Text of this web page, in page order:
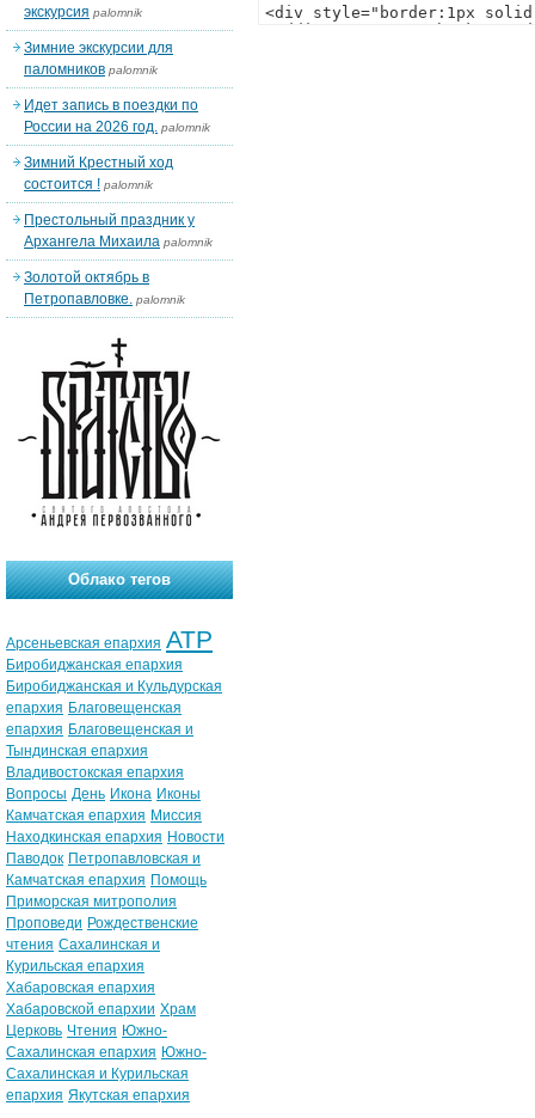
экскурсия palomnik
Зимние экскурсии для
паломников palomnik
Идет запись в поездки по
России на 2026 год. palomnik
Зимний Крестный ход
состоится ! palomnik
Престольный праздник у
Архангела Михаила palomnik
Золотой октябрь в
Петропавловке. palomnik
Облако тегов
Арсеньевская епархия АТР
Биробиджанская епархия
Биробиджанская и Кульдурская
епархия Благовещенская
епархия Благовещенская и
Тындинская епархия
Владивостокская епархия
Вопросы День Икона Иконы
Камчатская епархия Миссия
Находкинская епархия Новости
Паводок Петропавловская и
Камчатская епархия Помощь
Приморская митрополия
Проповеди Рождественские
чтения Сахалинская и
Курильская епархия
Хабаровская епархия
Хабаровской епархии Храм
Церковь Чтения Южно-
Сахалинская епархия Южно-
Сахалинская и Курильская
епархия Якутская епархия